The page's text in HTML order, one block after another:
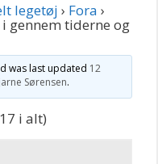
legetøj › Fora ›
gennem tiderne og
was last updated 12
Sørensen.
i alt)